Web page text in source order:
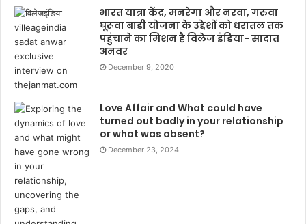
भारत यात्रा केंद्र, मनरेगा और नरवा, गरुवा
घूरूवा बाडी योजना के उद्देशों को धरातल तक
पहुंचाने का मिशन है विलेज इंडिया- सादात
अनवर
December 9, 2020
Love Affair and What could have
turned out badly in your relationship
or what was absent?
December 23, 2024